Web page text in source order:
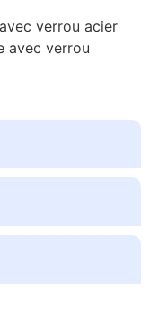
verrou acier
avec verrou